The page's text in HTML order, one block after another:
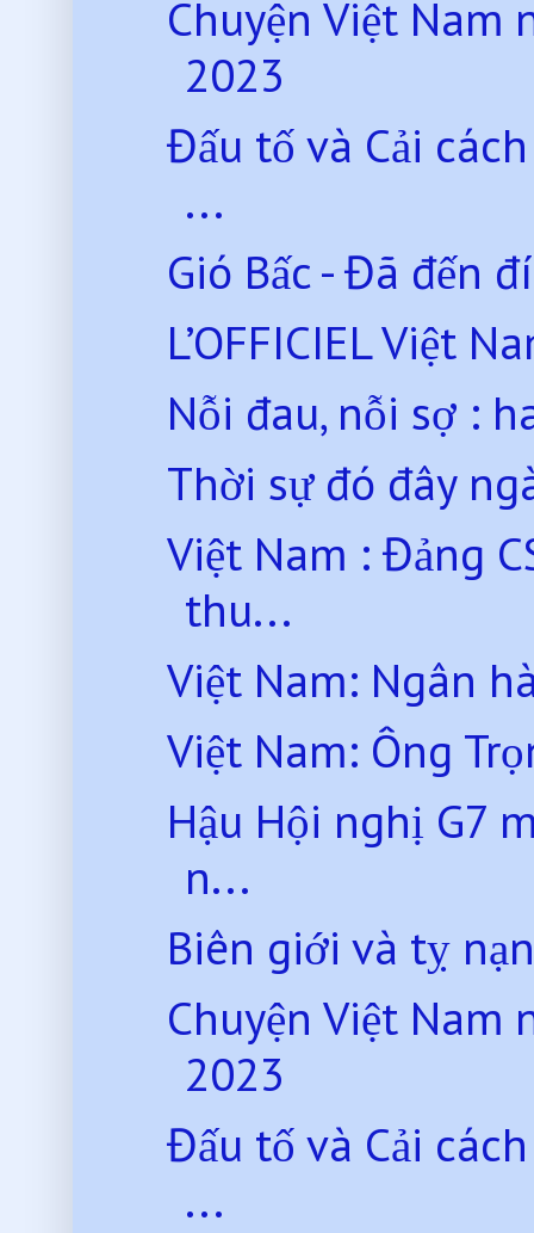
Chuyện Việt Nam
2023
Đấu tố và Cải
...
Gió Bấc - Đã đến
L’OFFICIEL Việt
Nỗi đau, nỗi sợ :
Thời sự đó đây
Việt Nam : Đảng
thu...
Việt Nam: Ngân
Việt Nam: Ông
Hậu Hội nghị G7
n...
Biên giới và tỵ
Chuyện Việt
2023
Đấu tố và Cải
...